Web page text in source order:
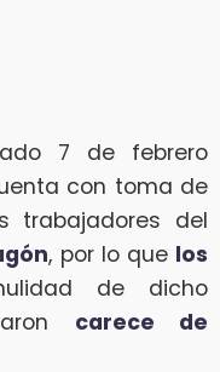
7 de febrero
con toma de
trabajadores del
, por lo que los
de dicho
carece de